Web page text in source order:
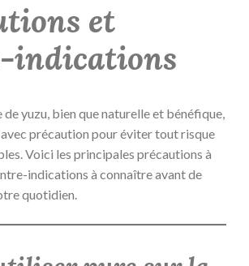
et
indications
de yuzu, bien que naturelle et bénéfique,
précaution pour éviter tout risque
Voici les principales précautions à
indications à connaître avant de
quotidien.